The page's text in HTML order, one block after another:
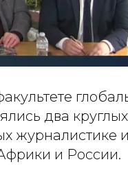
два круглых
журналистике и
и России.